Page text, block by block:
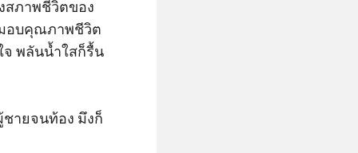
สภาพชีวิตของ
มอบคุณภาพชีวิต
พลันน้ำใสก็รื้น
ายจนท้อง มึงก็